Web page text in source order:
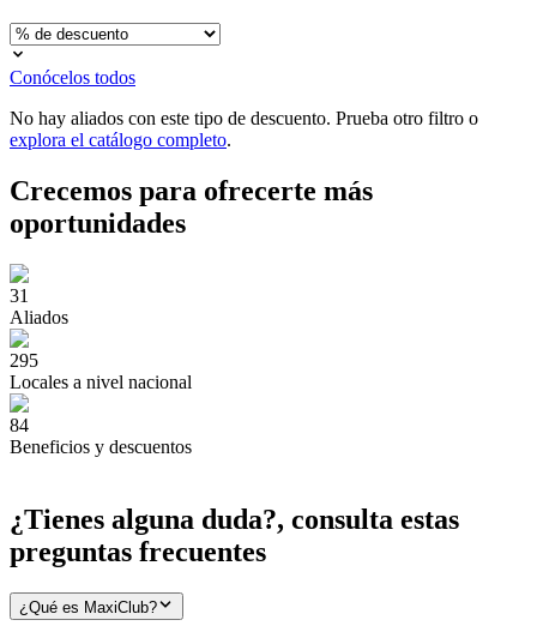
Conócelos todos
No hay aliados con este tipo de descuento. Prueba otro filtro o
explora el catálogo completo.
Crecemos para ofrecerte más
oportunidades
31
Aliados
295
Locales a nivel nacional
84
Beneficios y descuentos
¿Tienes alguna duda?, consulta estas
preguntas frecuentes
¿Qué es MaxiClub?